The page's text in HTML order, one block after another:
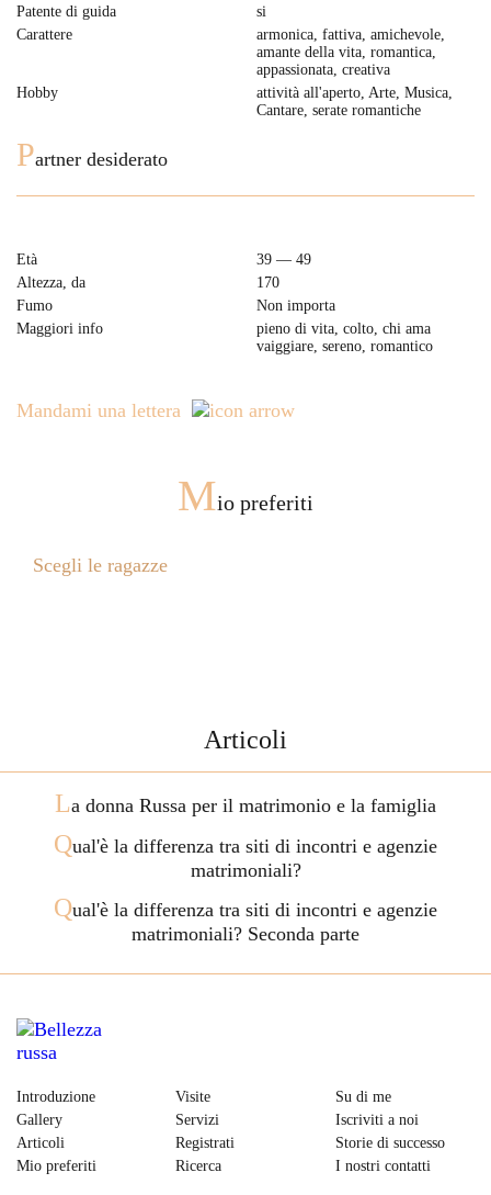
Patente di guida
si
Carattere
armonica, fattiva, amichevole,
amante della vita, romantica,
appassionata, creativa
Hobby
attività all'aperto, Arte, Musica,
Cantare, serate romantiche
Partner desiderato
Età
39 — 49
Altezza, da
170
Fumo
Non importa
Maggiori info
pieno di vita, colto, chi ama
vaiggiare, sereno, romantico
Mandami una lettera
Mio preferiti
Scegli le ragazze
Articoli
La donna Russa per il matrimonio e la famiglia
Qual'è la differenza tra siti di incontri e agenzie
matrimoniali?
Qual'è la differenza tra siti di incontri e agenzie
matrimoniali? Seconda parte
Introduzione
Gallery
Articoli
Mio preferiti
Visite
Servizi
Registrati
Ricerca
Su di me
Iscriviti a noi
Storie di successo
I nostri contatti